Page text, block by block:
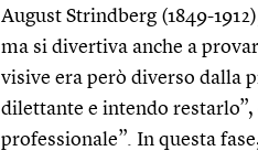
August Strindberg (1849-
ma si divertiva anche a
visive era però diverso dalla
dilettante e intendo
professionale”. In questa